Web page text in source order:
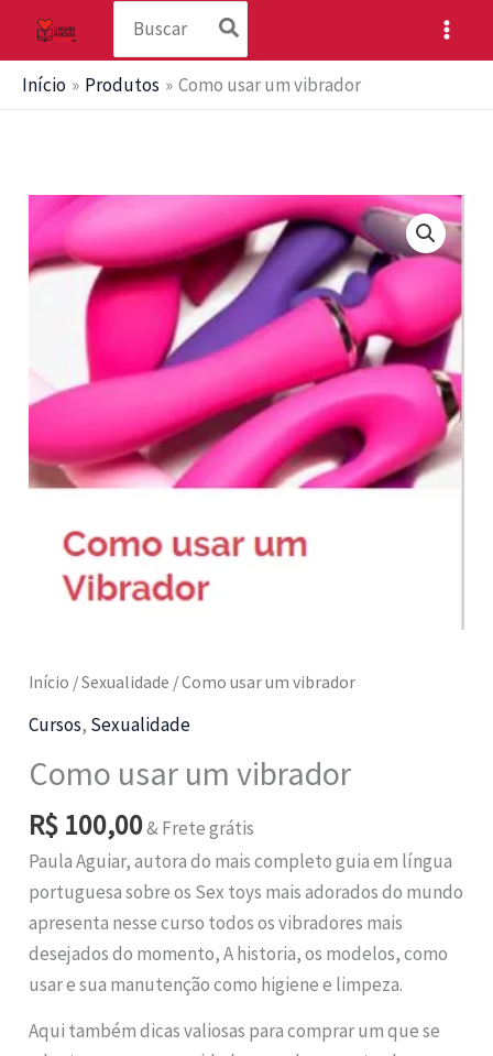
Início Produtos Como usar um vibrador
Início /Sexualidade / Como usar um vibrador
Cursos, Sexualidade
Como usar um vibrador
R$ 100,00& Frete grátis
Paula Aguiar, autora do mais completo guia em língua
portuguesa sobre os Sex toys mais adorados do mundo
apresenta nesse curso todos os vibradores mais
desejados do momento, A historia, os modelos, como
usar e sua manutenção como higiene e limpeza.
Aqui também dicas valiosas para comprar um que se